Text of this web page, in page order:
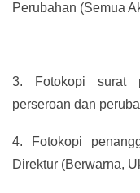
Perubahan (Semua
3.
Fotokopi surat
perseroan dan
4.
Fotokopi
Direktur (Berwarna,